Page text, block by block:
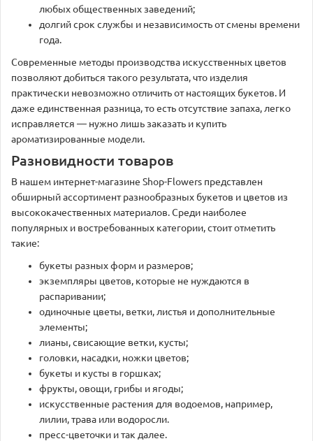
любых общественных заведений;
долгий срок службы и независимость от смены времени
года.
Современные методы производства искусственных цветов
позволяют добиться такого результата, что изделия
практически невозможно отличить от настоящих букетов. И
даже единственная разница, то есть отсутствие запаха, легко
исправляется — нужно лишь заказать и купить
ароматизированные модели.
Разновидности товаров
В нашем интернет-магазине Shop-Flowers представлен
обширный ассортимент разнообразных букетов и цветов из
высококачественных материалов. Среди наиболее
популярных и востребованных категории, стоит отметить
такие:
букеты разных форм и размеров;
экземпляры цветов, которые не нуждаются в
распаривании;
одиночные цветы, ветки, листья и дополнительные
элементы;
лианы, свисающие ветки, кусты;
головки, насадки, ножки цветов;
букеты и кусты в горшках;
фрукты, овощи, грибы и ягоды;
искусственные растения для водоемов, например,
лилии, трава или водоросли.
пресс-цветочки и так далее.